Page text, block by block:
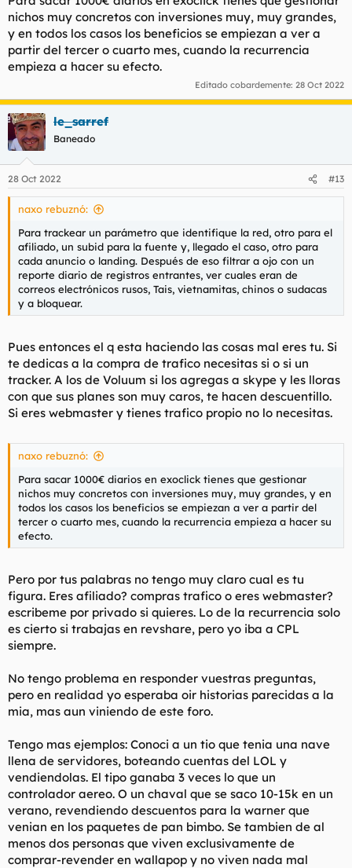
nichos muy concretos con inversiones muy, muy grandes,
y en todos los casos los beneficios se empiezan a ver a
partir del tercer o cuarto mes, cuando la recurrencia
empieza a hacer su efecto.
Editado cobardemente: 28 Oct 2022
le_sarref
Baneado
28 Oct 2022 #13
naxo rebuznó:
Para trackear un parámetro que identifique la red, otro para el
afiliado, un subid para la fuente y, llegado el caso, otro para
cada anuncio o landing. Después de eso filtrar a ojo con un
reporte diario de registros entrantes, ver cuales eran de
correos electrónicos rusos, Tais, vietnamitas, chinos o sudacas
y a bloquear.
Pues entonces el q esta haciendo las cosas mal eres tu. Si
te dedicas a la compra de trafico necesitas si o si un
tracker. A los de Voluum si los agregas a skype y les lloras
con que sus planes son muy caros, te hacen descuentillo.
Si eres webmaster y tienes trafico propio no lo necesitas.
naxo rebuznó:
Para sacar 1000€ diarios en exoclick tienes que gestionar
nichos muy concretos con inversiones muy, muy grandes, y en
todos los casos los beneficios se empiezan a ver a partir del
tercer o cuarto mes, cuando la recurrencia empieza a hacer su
efecto.
Pero por tus palabras no tengo muy claro cual es tu
figura. Eres afiliado? compras trafico o eres webmaster?
escribeme por privado si quieres. Lo de la recurrencia solo
es cierto si trabajas en revshare, pero yo iba a CPL
siempre.
No tengo problema en responder vuestras preguntas,
pero en realidad yo esperaba oir historias parecidas a la
mia, mas aun viniendo de este foro.
Tengo mas ejemplos: Conoci a un tio que tenia una nave
llena de servidores, boteando cuentas del LOL y
vendiendolas. El tipo ganaba 3 veces lo que un
controlador aereo. O un chaval que se saco 10-15k en un
verano, revendiendo descuentos para la warner que
venian en los paquetes de pan bimbo. Se tambien de al
menos dos personas que viven exclusivamente de
comprar-revender en wallapop y no viven nada mal